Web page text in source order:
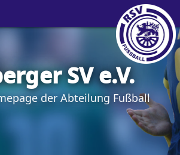
SV e.V.
der Abteilung Fußball